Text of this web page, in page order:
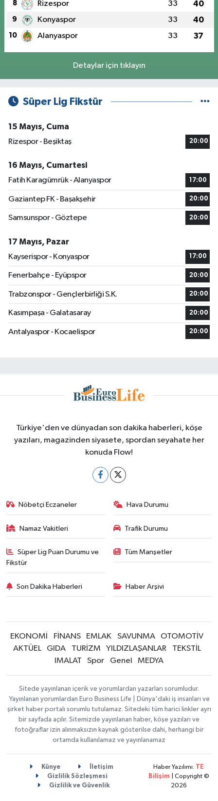
8 Rizespor 33 40
9 Konyaspor 33 40
10 Alanyaspor 33 37
Detaylar için tıklayın
Süper Lig Fikstür
15 Mayıs, Cuma
Rizespor - Beşiktaş
20:00
16 Mayıs, Cumartesi
Fatih Karagümrük - Alanyaspor
17:00
Gaziantep FK - Başakşehir 20:00
Samsunspor - Göztepe 20:00
17 Mayıs, Pazar
Kayserispor - Konyaspor
17:00
Fenerbahçe - Eyüpspor 20:00
Trabzonspor - Gençlerbirliği S.K. 20:00
Kasımpaşa - Galatasaray 20:00
Antalyaspor - Kocaelispor 20:00
Türkiye'den ve dünyadan son dakika haberleri, köşe
yazıları, magazinden siyasete, spordan seyahate her
konuda Flow!
Nöbetçi Eczaneler Hava Durumu
Namaz Vakitleri Trafik Durumu
Süper Lig Puan Durumu ve
Fikstür
Tüm Manşetler
Son Dakika Haberleri Haber Arşivi
EKONOMİ FİNANS EMLAK SAVUNMA
OTOMOTİV
AKTÜEL
GIDA TURİZM YILDIZLAŞANLAR
TEKSTİL
IMALAT
Spor Genel MEDYA
Sitede yayınlanan içerik ve yorumlardan yazarları sorumludur.
Yayınlanan yorumlardan Euro Business Life | Dünya'daki iş insanları ve
şirket haber portalı sorumlu tutulamaz. Sitedeki tüm harici linkler ayrı
bir sayfada açılır. Sitemizde yayınlanan haber, köşe yazıları ve
fotoğraflar izin alınmaksızın kaynak gösterilse dahi, herhangi bir
ortamda kullanılamaz ve yayınlanamaz
Künye
İletişim
Gizlilik Sözleşmesi
Gizlilik ve Güvenlik
Haber Yazılımı: TE
Bilişim | Copyright ©
2026